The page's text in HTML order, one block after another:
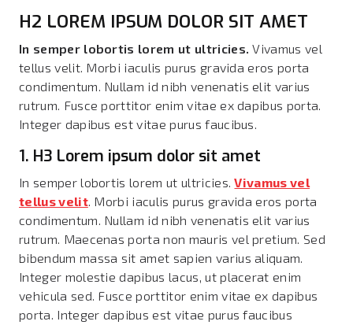
H2 LOREM IPSUM DOLOR SIT AMET
In semper lobortis lorem ut ultricies. Vivamus vel
tellus velit. Morbi iaculis purus gravida eros porta
condimentum. Nullam id nibh venenatis elit varius
rutrum. Fusce porttitor enim vitae ex dapibus porta.
Integer dapibus est vitae purus faucibus.
1. H3 Lorem ipsum dolor sit amet
In semper lobortis lorem ut ultricies.Vivamus vel
tellus velit. Morbi iaculis purus gravida eros porta
condimentum. Nullam id nibh venenatis elit varius
rutrum. Maecenas porta non mauris vel pretium. Sed
bibendum massa sit amet sapien varius aliquam.
Integer molestie dapibus lacus, ut placerat enim
vehicula sed. Fusce porttitor enim vitae ex dapibus
porta. Integer dapibus est vitae purus faucibus